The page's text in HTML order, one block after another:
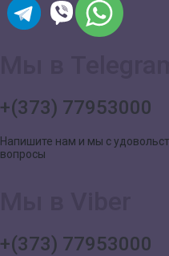
+(373) 77953000
Напишите нам и мы с
вопросы
+(373) 77953000